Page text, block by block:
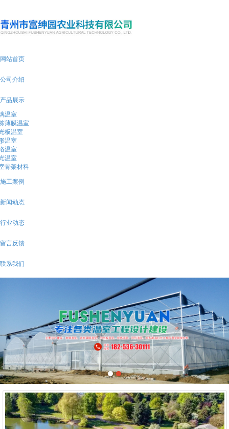
网站首页
公司介绍
产品展示
温室
薄膜温室
板温室
温室
温室
温室
骨架材料
施工案例
新闻动态
行业动态
留言反馈
联系我们